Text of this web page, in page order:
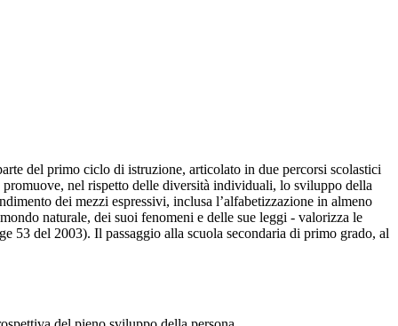
del primo ciclo di istruzione, articolato in due percorsi scolastici
nel rispetto delle diversità individuali, lo sviluppo della
dei mezzi espressivi, inclusa l’alfabetizzazione in almeno
naturale, dei suoi fenomeni e delle sue leggi - valorizza le
53 del 2003). Il passaggio alla scuola secondaria di primo grado, al